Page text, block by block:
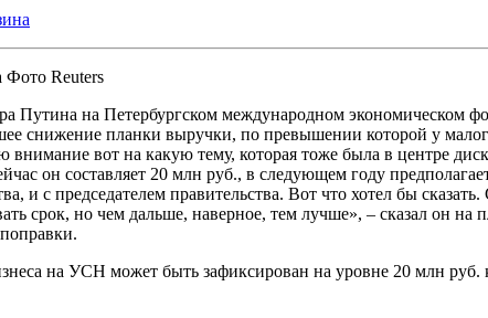
Фото Reuters
Путина на Петербургском международном экономическом
снижение планки выручки, по превышении которой у
вот на какую тему, которая тоже была в центре
он составляет 20 млн руб., в следующем году
и с председателем правительства. Вот что хотел бы
срок, но чем дальше, наверное, тем лучше», – сказал он
на УСН может быть зафиксирован на уровне 20 млн